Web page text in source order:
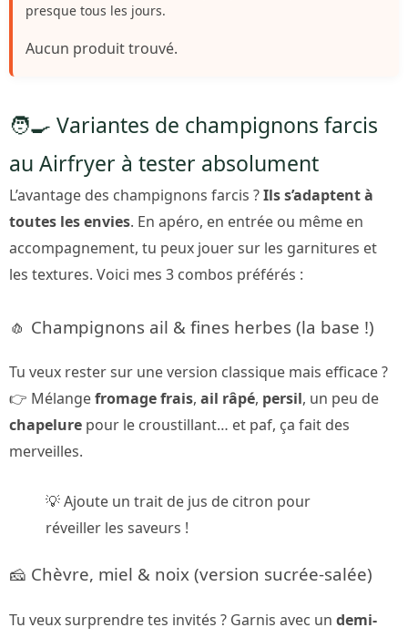
presque tous les jours.
Aucun produit trouvé.
🧑‍🍳 Variantes de champignons farcis
au Airfryer à tester absolument
L’avantage des champignons farcis ?Ils s’adaptent à
toutes les envies. En apéro, en entrée ou même en
accompagnement, tu peux jouer sur les garnitures et
les textures. Voici mes 3 combos préférés :
🧄 Champignons ail & fines herbes (la base !)
Tu veux rester sur une version classique mais efficace ?
👉 Mélangefromage frais, ail râpé, persil, un peu de
chapelure pour le croustillant… et paf, ça fait des
merveilles.
💡 Ajoute un trait de jus de citron pour
réveiller les saveurs !
🧀 Chèvre, miel & noix (version sucrée-salée)
Tu veux surprendre tes invités ? Garnis avec un demi-